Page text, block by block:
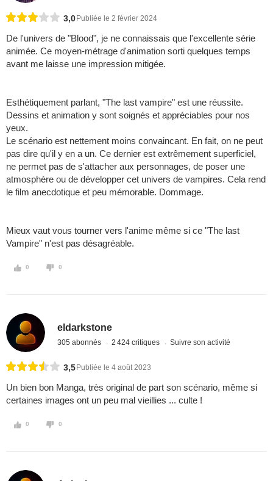
3,0 Publiée le 2 février 2024
De l'univers de "Blood", je ne connaissais que l'excellente série
animée. Ce moyen-métrage d'animation sorti quelques temps
avant me laisse une impression mitigée.
Esthétiquement parlant, "The last vampire" est une réussite.
Dessins et animation y sont soignés et appréciables pour nos
yeux.
Le scénario est nettement moins convaincant. En fait, on ne peut
pas dire qu'il y en a un. Ce dernier est extrêmement superficiel,
ne permet pas de s'attacher aux personnages, de poser une
atmosphère ou de développer cet univers de vampires. Cela rend
le film anecdotique et peu mémorable. Dommage.
Mieux vaut vous tourner vers l'anime même si ce "The last
Vampire" n'est pas désagréable.
0 0
eldarkstone
305 abonnés 2 424 critiques Suivre son activité
3,5 Publiée le 4 août 2023
Un bien bon Manga, très original de part son scénario, même si
certaines images ont un peu mal vieillies ... culte !
0 0